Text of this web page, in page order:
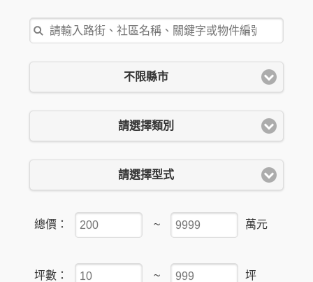
不限縣市
請選擇類別
請選擇型式
總價： ~ 萬元
坪數： ~ 坪